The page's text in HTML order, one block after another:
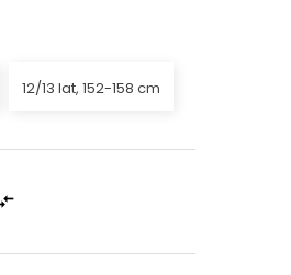
12/13 lat, 152-158 cm